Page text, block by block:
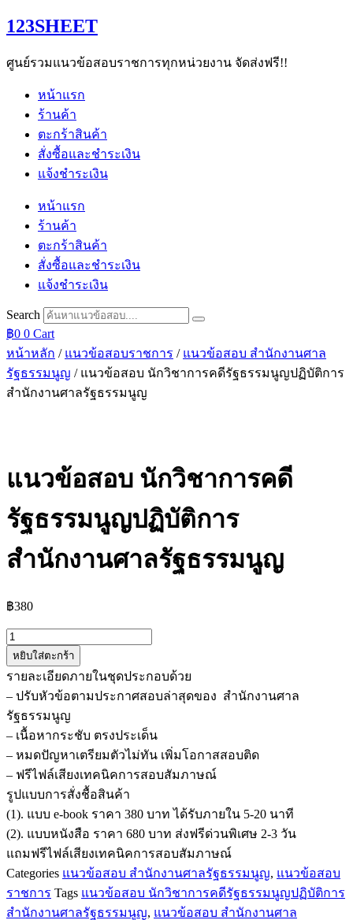
Skip
to
123SHEET
ศูนย์รวมแนวข้อสอบราชการทุกหน่วยงาน จัดส่งฟรี!!
หน้าแรก
ร้านค้า
ตะกร้าสินค้า
สั่งซื้อและชำระเงิน
แจ้งชำระเงิน
หน้าแรก
ร้านค้า
ตะกร้าสินค้า
สั่งซื้อและชำระเงิน
แจ้งชำระเงิน
Search
฿0 0 Cart
หน้าหลัก / แนวข้อสอบราชการ / แนวข้อสอบ สำนักงานศาล
รัฐธรรมนูญ / แนวข้อสอบ นักวิชาการคดีรัฐธรรมนูญปฏิบัติการ
สำนักงานศาลรัฐธรรมนูญ
แนวข้อสอบ นักวิชาการคดี
รัฐธรรมนูญปฏิบัติการ
สำนักงานศาลรัฐธรรมนูญ
฿380
จำนวน
แนว
ข้อสอบ
นัก
วิชาการ
คดี
รัฐธรรมนูญ
ปฏิบัติ
การ
สำนักงาน
ศาล
รัฐธรรมนูญ
ชิ้น
หยิบใส่ตะกร้า
รายละเอียดภายในชุดประกอบด้วย
– ปรับหัวข้อตามประกาศสอบล่าสุดของ สำนักงานศาล
รัฐธรรมนูญ
– เนื้อหากระชับ ตรงประเด็น
– หมดปัญหาเตรียมตัวไม่ทัน เพิ่มโอกาสสอบติด
– ฟรีไฟล์เสียงเทคนิคการสอบสัมภาษณ์
รูปแบบการสั่งชื้อสินค้า
(1). แบบ e-book ราคา 380 บาท ได้รับภายใน 5-20 นาที
(2). แบบหนังสือ ราคา 680 บาท ส่งฟรีด่วนพิเศษ 2-3 วัน
แถมฟรีไฟล์เสียงเทคนิคการสอบสัมภาษณ์
Categories แนวข้อสอบ สำนักงานศาลรัฐธรรมนูญ, แนวข้อสอบ
ราชการ Tags แนวข้อสอบ นักวิชาการคดีรัฐธรรมนูญปฏิบัติการ
สำนักงานศาลรัฐธรรมนูญ, แนวข้อสอบ สำนักงานศาล